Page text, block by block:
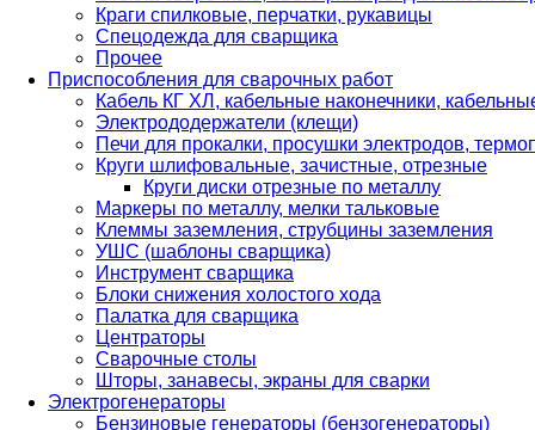
Краги спилковые, перчатки, рукавицы
Спецодежда для сварщика
Прочее
Приспособления для сварочных работ
Кабель КГ ХЛ, кабельные наконечники,
Электрододержатели (клещи)
Печи для прокалки, просушки электродов,
Круги шлифовальные, зачистные, отрезные
Круги диски отрезные по металлу
Маркеры по металлу, мелки тальковые
Клеммы заземления, струбцины заземления
УШС (шаблоны сварщика)
Инструмент сварщика
Блоки снижения холостого хода
Палатка для сварщика
Центраторы
Сварочные столы
Шторы, занавесы, экраны для сварки
Электрогенераторы
Бензиновые генераторы (бензогенераторы)